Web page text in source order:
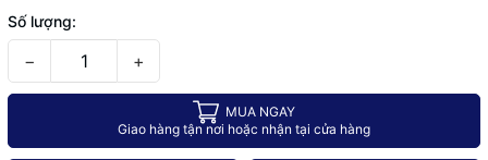
Số lượng:
− +
MUA NGAY
Giao hàng tận nơi hoặc nhận tại cửa hàng